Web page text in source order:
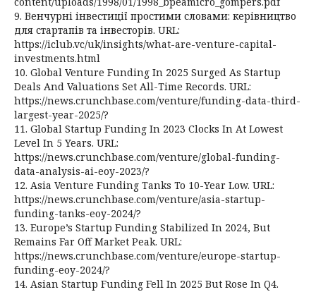
9. Венчурні інвестиції простими словами: керівництво
для стартапів та інвесторів. URL:
https://iclub.vc/uk/insights/what-are-venture-capital-
investments.html
10. Global Venture Funding In 2025 Surged As Startup
Deals And Valuations Set All-Time Records. URL:
https://news.crunchbase.com/venture/funding-data-third-
largest-year-2025/?
11. Global Startup Funding In 2023 Clocks In At Lowest
Level In 5 Years. URL:
https://news.crunchbase.com/venture/global-funding-
data-analysis-ai-eoy-2023/?
12. Asia Venture Funding Tanks To 10-Year Low. URL:
https://news.crunchbase.com/venture/asia-startup-
funding-tanks-eoy-2024/?
13. Europe’s Startup Funding Stabilized In 2024, But
Remains Far Off Market Peak. URL:
https://news.crunchbase.com/venture/europe-startup-
funding-eoy-2024/?
14. Asian Startup Funding Fell In 2025 But Rose In Q4.